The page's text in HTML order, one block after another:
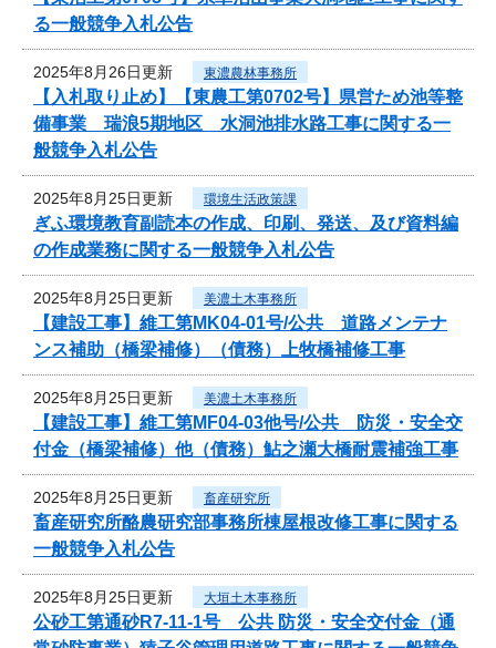
る一般競争入札公告
2025年8月26日更新 東濃農林事務所
【入札取り止め】【東農工第0702号】県営ため池等整
備事業 瑞浪5期地区 水洞池排水路工事に関する一
般競争入札公告
2025年8月25日更新 環境生活政策課
ぎふ環境教育副読本の作成、印刷、発送、及び資料編
の作成業務に関する一般競争入札公告
2025年8月25日更新 美濃土木事務所
【建設工事】維工第MK04-01号/公共 道路メンテナ
ンス補助（橋梁補修）（債務）上牧橋補修工事
2025年8月25日更新 美濃土木事務所
【建設工事】維工第MF04-03他号/公共 防災・安全交
付金（橋梁補修）他（債務）鮎之瀬大橋耐震補強工事
2025年8月25日更新 畜産研究所
畜産研究所酪農研究部事務所棟屋根改修工事に関する
一般競争入札公告
2025年8月25日更新 大垣土木事務所
公砂工第通砂R7-11-1号 公共 防災・安全交付金（通